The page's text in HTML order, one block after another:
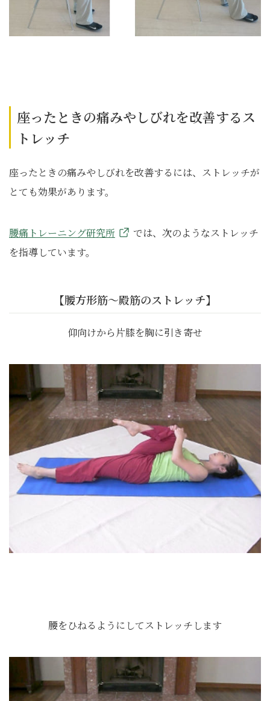
座ったときの痛みやしびれを改善するス
トレッチ
座ったときの痛みやしびれを改善するには、ストレッチが
とても効果があります。
腰痛トレーニング研究所
では、次のようなストレッチ
を指導しています。
【腰方形筋～殿筋のストレッチ】
仰向けから片膝を胸に引き寄せ
腰をひねるようにしてストレッチします